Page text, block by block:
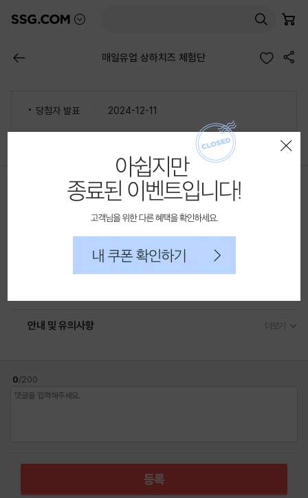
몰 목록 펼치기 검색 장바구니
매일유업 상하치즈 체험단
이전 페이지
레이어 팝업 닫기
내 쿠폰 확인하기
당첨자 발표 2024-12-11
체험단 응모 샘플을 선택해주세요.
개인정보 제공 동의
안내 및 유의사항 더보기
0/200
댓
등록